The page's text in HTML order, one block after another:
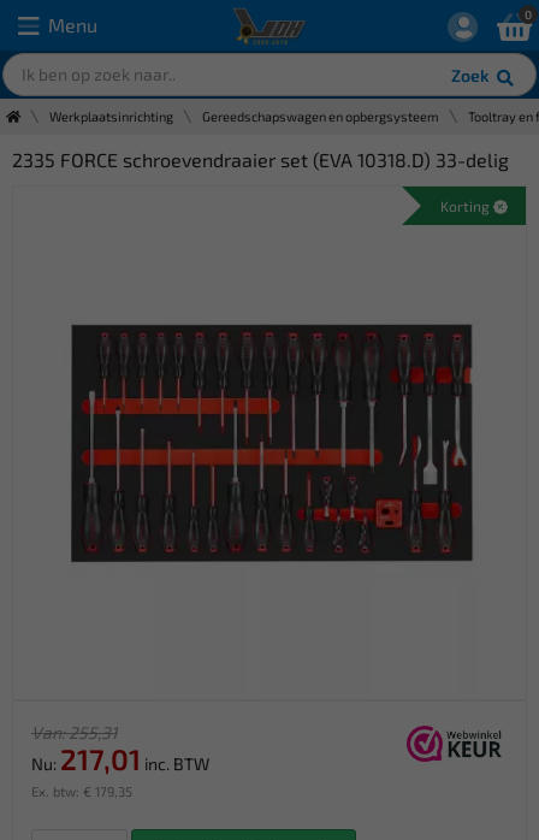
Menu
Zoek
0
Werkplaatsinrichting Gereedschapswagen en opbergsysteem Tooltray en
2335 FORCE schroevendraaier set (EVA 10318.D) 33-delig
Korting
Van: 255,31
Nu: 217,01 inc. BTW
Ex. btw: € 179,35